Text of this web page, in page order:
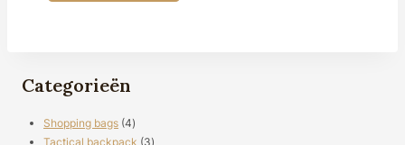
Categorieën
Shopping bags 44
producten
Tactical backpack 33